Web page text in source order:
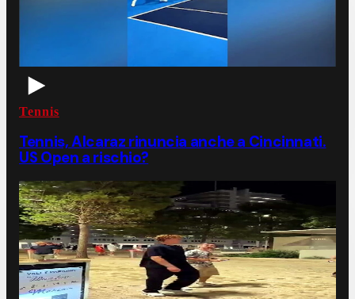
Tennis
Tennis, Alcaraz rinuncia anche a Cincinnati.
US Open a rischio?